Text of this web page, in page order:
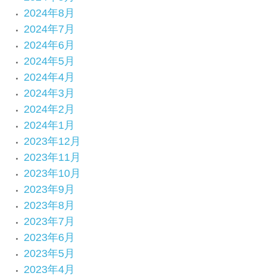
2024年8月
2024年7月
2024年6月
2024年5月
2024年4月
2024年3月
2024年2月
2024年1月
2023年12月
2023年11月
2023年10月
2023年9月
2023年8月
2023年7月
2023年6月
2023年5月
2023年4月